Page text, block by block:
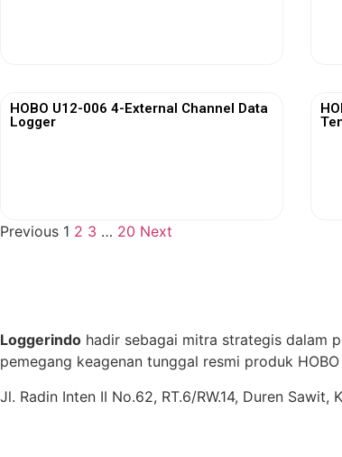
HOBO U12-006 4-External Channel Data
Logger
Previous 1 2 3 … 20 Next
Loggerindo hadir sebagai mitra strategis dalam
pemegang keagenan tunggal resmi produk
Jl. Radin Inten II No.62, RT.6/RW.14, Duren